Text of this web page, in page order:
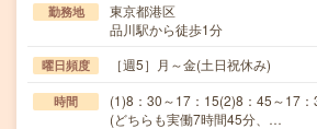
勤務地
東京都港区
品川駅から徒歩1分
曜日頻度 ［週5］月～金(土日祝休み)
時間
(1)8：30～17：15(2)8：45～17
(どちらも実働7時間45分、…